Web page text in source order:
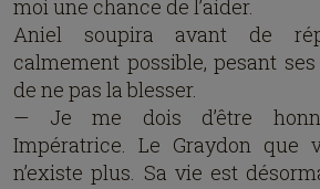
moi une chance de l’aider.
Aniel soupira avant de
calmement possible, pesant
de ne pas la blesser.
— Je me dois d’être
Impératrice. Le Graydon que
n’existe plus. Sa vie est